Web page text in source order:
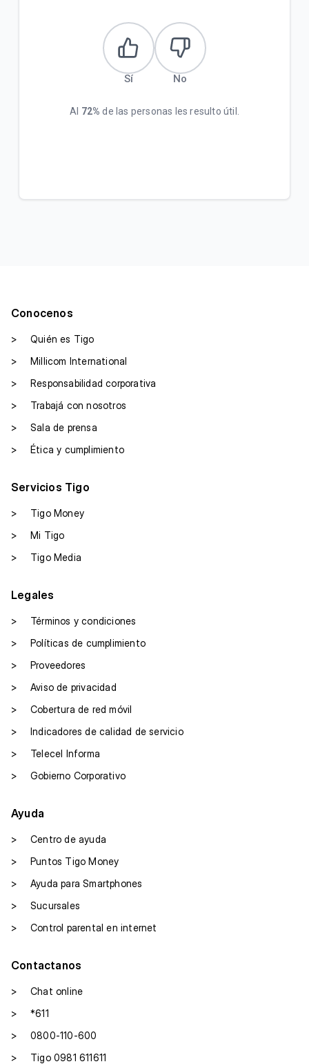
Sí No
Al 72% de las personas les resulto útil.
Conocenos
>
Quién es Tigo
>
Millicom International
>
Responsabilidad corporativa
>
Trabajá con nosotros
>
Sala de prensa
>
Ética y cumplimiento
Servicios Tigo
>
Tigo Money
>
Mi Tigo
>
Tigo Media
Legales
>
Términos y condiciones
>
Políticas de cumplimiento
>
Proveedores
>
Aviso de privacidad
>
Cobertura de red móvil
>
Indicadores de calidad de servicio
>
Telecel Informa
>
Gobierno Corporativo
Ayuda
>
Centro de ayuda
>
Puntos Tigo Money
>
Ayuda para Smartphones
>
Sucursales
>
Control parental en internet
Contactanos
>
Chat online
>
*611
>
0800-110-600
>
Tigo 0981 611611